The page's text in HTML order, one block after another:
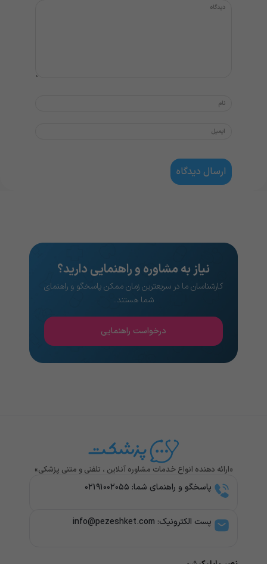
نیاز به مشاوره و راهنمایی دارید؟
کارشناسان ما در سریعترین زمان ممکن پاسخگو و راهنمای
شما هستند..
درخواست راهنمایی
«ارائه دهنده انواع خدمات مشاوره آنلاین ، تلفنی و متنی پزشکی»
پاسخگو و راهنمای شما: ۰۲۱۹۱۰۰۲۰۵۵
پست الکترونیک: info@pezeshket.com​